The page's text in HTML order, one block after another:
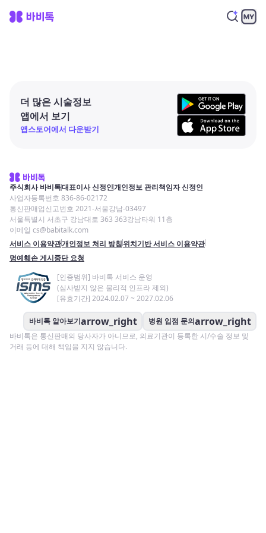
더 많은 시술정보
앱에서 보기
앱스토어에서 다운받기
주식회사 바비톡대표이사 신정인개인정보 관리책임자 신정인
사업자등록번호 836-86-02172
통신판매업신고번호 2021-서울강남-03497
서울특별시 서초구 강남대로 363 363강남타워 11층
이메일 cs@babitalk.com
서비스 이용약관개인정보 처리 방침위치기반 서비스 이용약관
명예훼손 게시중단 요청
[인증범위] 바비톡 서비스 운영
(심사받지 않은 물리적 인프라 제외)
[유효기간] 2024.02.07 ~ 2027.02.06
바비톡 알아보기arrow_right 병원 입점 문의arrow_right
바비톡은 통신판매의 당사자가 아니므로, 의료기관이 등록한 시/수술 정보 및
거래 등에 대해 책임을 지지 않습니다.